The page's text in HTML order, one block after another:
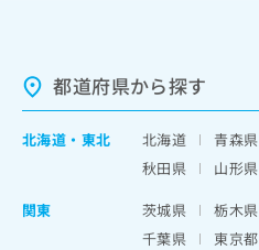
都道府県から探す
北海道 ・ 東北 北海道 青森県
秋田県
山形県
関東
茨城県 栃木県
千葉県
東京都